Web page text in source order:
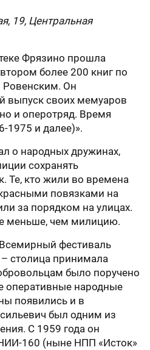
19, Центральная
Фрязино прошла
более 200 книг по
Ровенским. Он
выпуск своих мемуаров
и оперотряд. Время
1975 и далее)».
о народных дружинах,
сохранять
Те, кто жили во времена
повязками на
за порядком на улицах.
меньше, чем милицию.
фестиваль
столица принимала
было поручено
оперативные народные
появились и в
был одним из
С 1959 года он
160 (ныне НПП «Исток»